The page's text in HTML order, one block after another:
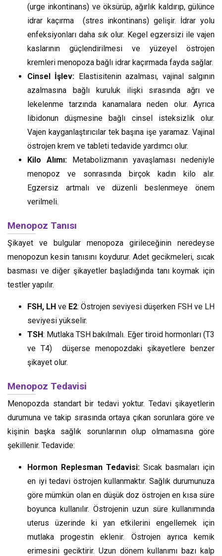
(urge inkontinans) ve öksürüp, ağırlık kaldırıp, gülünce
idrar kaçırma (stres inkontinans) gelişir. İdrar yolu
enfeksiyonları daha sık olur. Kegel egzersizi ile vajen
kaslarının güçlendirilmesi ve yüzeyel östrojen
kremleri menopoza bağlı idrar kaçırmada fayda sağlar.
Cinsel İşlev: Elastisitenin azalması, vajinal salgının
azalmasına bağlı kuruluk ilişki sırasında ağrı ve
lekelenme tarzında kanamalara neden olur. Ayrıca
libidonun düşmesine bağlı cinsel isteksizlik olur.
Vajen kayganlaştırıcılar tek başına işe yaramaz. Vajinal
östrojen krem ve tableti tedavide yardımcı olur.
Kilo Alımı:Metabolizmanın yavaşlaması nedeniyle
menopoz ve sonrasında birçok kadın kilo alır.
Egzersiz artmalı ve düzenli beslenmeye önem
verilmeli.
Menopoz Tanısı
Şikayet ve bulgular menopoza girileceğinin neredeyse
menopozun kesin tanısını koydurur. Adet gecikmeleri, sıcak
basması ve diğer şikayetler başladığında tanı koymak için
testler yapılır.
FSH, LH ve E2: Östrojen seviyesi düşerken FSH ve LH
seviyesi yükselir.
TSH: Mutlaka TSH bakılmalı. Eğer tiroid hormonları (T3
ve T4) düşerse menopozdaki şikayetlere benzer
şikayet olur.
Menopoz Tedavisi
Menopozda standart bir tedavi yoktur. Tedavi şikayetlerin
durumuna ve takip sırasında ortaya çıkan sorunlara göre ve
kişinin başka sağlık sorunlarının olup olmamasına göre
şekillenir. Tedavide:
Hormon Replesman Tedavisi: Sıcak basmaları için
en iyi tedavi östrojen kullanmaktır. Sağlık durumunuza
göre mümkün olan en düşük doz östrojen en kısa süre
boyunca kullanılır. Östrojenin uzun süre kullanımında
uterus üzerinde ki yan etkilerini engellemek için
mutlaka progestin eklenir. Östrojen ayrıca kemik
erimesini geciktirir. Uzun dönem kullanımı bazı kalp